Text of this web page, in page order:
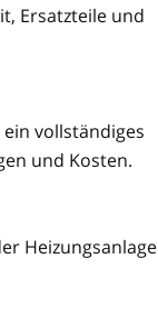
Ersatzteile und
vollständiges
und Kosten.
Heizungsanlage